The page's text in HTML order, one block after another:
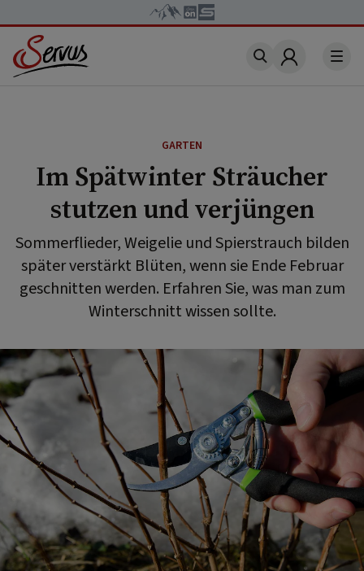
Account
GARTEN
Im Spätwinter Sträucher
stutzen und verjüngen
Sommerflieder, Weigelie und Spierstrauch bilden
später verstärkt Blüten, wenn sie Ende Februar
geschnitten werden. Erfahren Sie, was man zum
Winterschnitt wissen sollte.